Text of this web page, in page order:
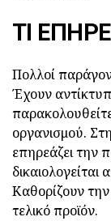
ΤΙ
Πολλοί
Έχουν
οργανισμού.
επηρεάζει την
Καθορίζουν
τελικό προϊόν.